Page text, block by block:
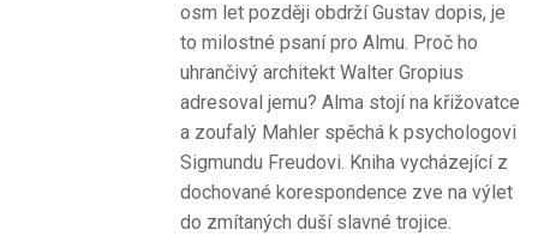
osm let později obdrží Gustav dopis, je
to milostné psaní pro Almu. Proč ho
uhrančivý architekt Walter Gropius
adresoval jemu? Alma stojí na křižovatce
a zoufalý Mahler spěchá k psychologovi
Sigmundu Freudovi. Kniha vycházející z
dochované korespondence zve na výlet
do zmítaných duší slavné trojice.